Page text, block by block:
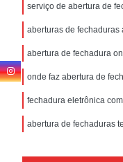
serviço de abertura de
aberturas de fechaduras
abertura de fechadura
onde faz abertura de
fechadura eletrônica
abertura de fechaduras